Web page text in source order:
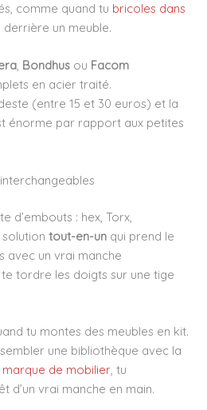
comme quand tu bricoles dans
derrière un meuble.
, Bondhus ou Facom
en acier traité.
(entre 15 et 30 euros) et la
énorme par rapport aux petites
d’embouts : hex, Torx,
solutiontout-en-un qui prend le
avec un vrai manche
tordre les doigts sur une tige
tu montes des meubles en kit.
une bibliothèque avec la
marque de mobilier, tu
d’un vrai manche en main.